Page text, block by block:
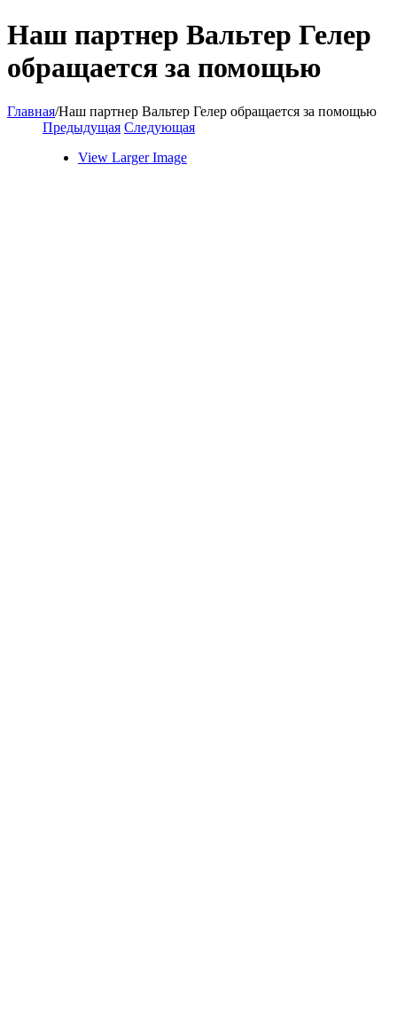
Наш партнер Вальтер Гелер
обращается за помощью
Главная/Наш партнер Вальтер Гелер обращается за помощью
Предыдущая Следующая
View Larger Image